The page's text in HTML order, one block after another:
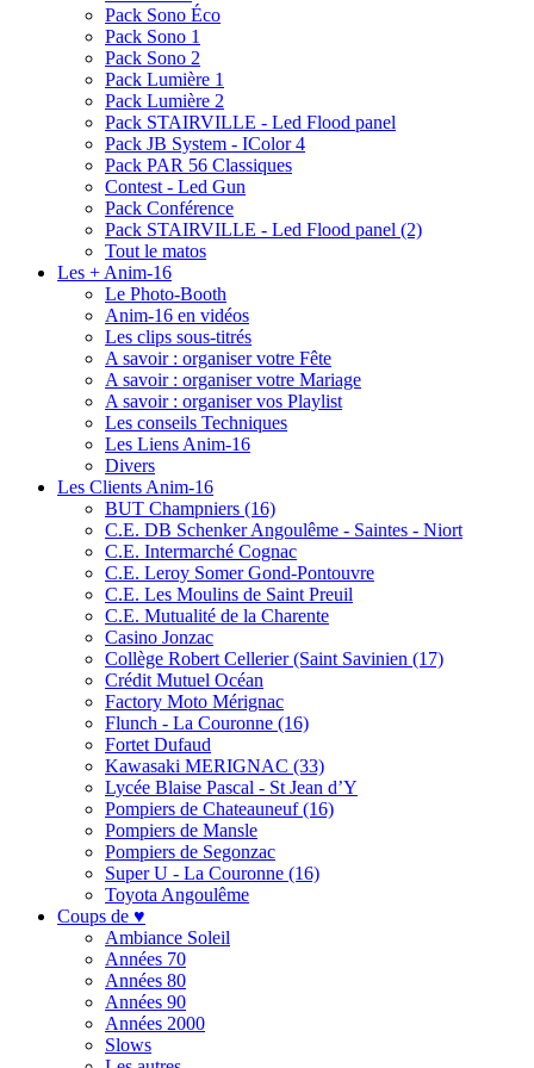
Pack Sono Éco
Pack Sono 1
Pack Sono 2
Pack Lumière 1
Pack Lumière 2
Pack STAIRVILLE - Led Flood panel
Pack JB System - IColor 4
Pack PAR 56 Classiques
Contest - Led Gun
Pack Conférence
Pack STAIRVILLE - Led Flood panel (2)
Tout le matos
Les + Anim-16
Le Photo-Booth
Anim-16 en vidéos
Les clips sous-titrés
A savoir : organiser votre Fête
A savoir : organiser votre Mariage
A savoir : organiser vos Playlist
Les conseils Techniques
Les Liens Anim-16
Divers
Les Clients Anim-16
BUT Champniers (16)
C.E. DB Schenker Angoulême - Saintes - Niort
C.E. Intermarché Cognac
C.E. Leroy Somer Gond-Pontouvre
C.E. Les Moulins de Saint Preuil
C.E. Mutualité de la Charente
Casino Jonzac
Collège Robert Cellerier (Saint Savinien (17)
Crédit Mutuel Océan
Factory Moto Mérignac
Flunch - La Couronne (16)
Fortet Dufaud
Kawasaki MERIGNAC (33)
Lycée Blaise Pascal - St Jean d’Y
Pompiers de Chateauneuf (16)
Pompiers de Mansle
Pompiers de Segonzac
Super U - La Couronne (16)
Toyota Angoulême
Coups de ♥
Ambiance Soleil
Années 70
Années 80
Années 90
Années 2000
Slows